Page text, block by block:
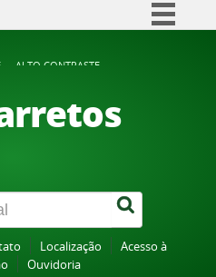
Participe
Acesso à informação
Canais
ALTO CONTRASTE
Localização
Acesso à
Ouvidoria